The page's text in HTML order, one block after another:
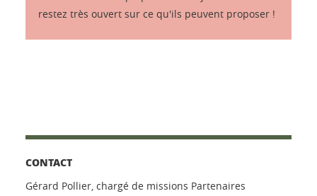
restez très ouvert sur ce qu'ils peuvent proposer !
CONTACT
Gérard Pollier, chargé de missions Partenaires